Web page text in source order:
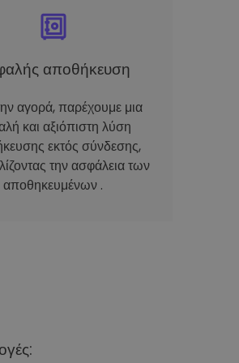
αποθήκευση
αγορά, παρέχουμε μια
και αξιόπιστη λύση
εκτός σύνδεσης,
την ασφάλεια των
αποθηκευμένων .